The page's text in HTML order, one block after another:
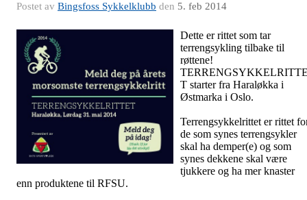
Postet av Bingsfoss Sykkelklubb den 5. feb 2014
Dette er rittet som tar
terrengsykling tilbake til
røttene!
T starter fra Haraløkka i
Østmarka i Oslo.
Terrengsykkelrittet er rittet
de som synes terrengsykler
skal ha demper(e) og som
synes dekkene skal være
tjukkere og ha mer knaster
enn produktene til RFSU.